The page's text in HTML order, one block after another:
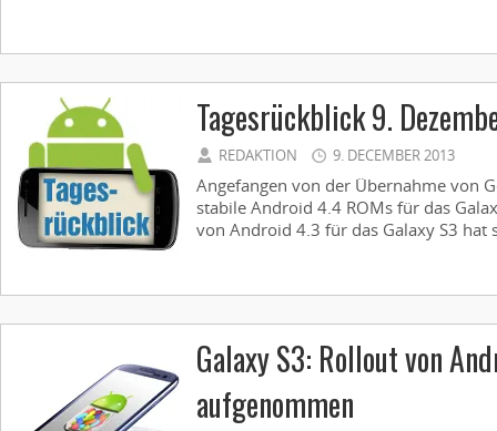
Tagesrückblick 9.
REDAKTION 9. DECEMBER 2013
Angefangen von der Übernahme von
stabile Android 4.4 ROMs für das
von Android 4.3 für das Galaxy S3 hat
Galaxy S3: Rollout von
aufgenommen